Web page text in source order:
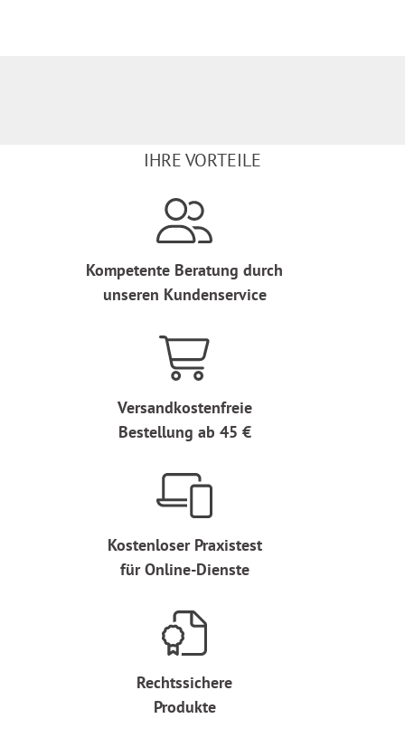
IHRE VORTEILE
Kompetente Beratung durch
unseren Kundenservice
Versandkostenfreie
Bestellung ab 45 €
Kostenloser Praxistest
für Online-Dienste
Rechtssichere
Produkte